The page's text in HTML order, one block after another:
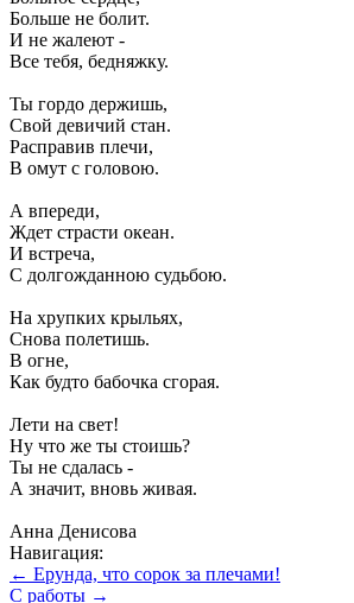
Больше не болит.
И не жалеют -
Все тебя, бедняжку.
Ты гордо держишь,
Свой девичий стан.
Расправив плечи,
В омут с головою.
А впереди,
Ждет страсти океан.
И встреча,
С долгожданною судьбою.
На хрупких крыльях,
Снова полетишь.
В огне,
Как будто бабочка сгорая.
Лети на свет!
Ну что же ты стоишь?
Ты не сдалась -
А значит, вновь живая.
Анна Денисова
Навигация:
← Ерунда, что сорок за плечами!
С работы →